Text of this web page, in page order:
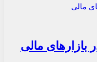
مالی